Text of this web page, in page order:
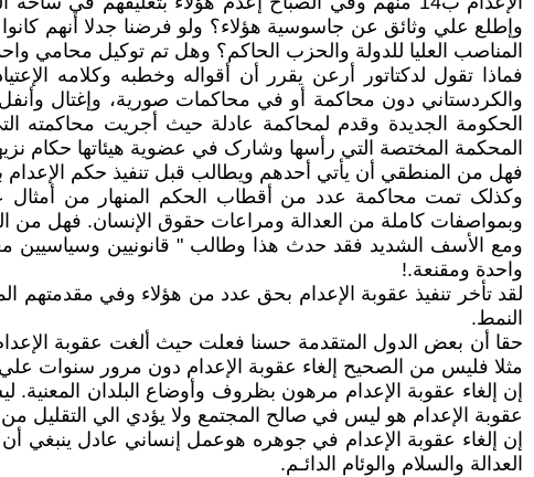
وإطلع علي وثائق عن جاسوسية هؤلاء؟ ولو فرضنا جدلا أنهم
المناصب العليا للدولة والحزب الحاکم؟ وهل تم توکيل محامي
فماذا تقول لدکتاتور أرعن يقرر أن أقواله‌ وخطبه‌ وکلامه‌
والکردستاني دون محاکمة أو في محاکمات صورية، وإغتال
الحکومة الجديدة وقدم لمحاکمة عادلة حيث أجريت محاکمته‌
المحکمة المختصة التي رأسها وشارک في عضوية هيئاتها حکام نزيهون
فهل من المنطقي أن يأتي أحدهم ويطالب قبل تنفيذ حکم الإعدام
وکذلک تمت محاکمة عدد من أقطاب الحکم المنهار من
وبمواصفات کاملة من العدالة ومراعات حقوق الإنسان. فهل من
ومع الأسف الشديد فقد حدث هذا وطالب " قانونيين وسياسيين
واحدة ومقنعة.!
لقد تأخر تنفيذ عقوبة الإعدام بحق عدد من هؤلاء وفي مقدمتهم
النمط.
حقا أن بعض الدول المتقدمة حسنا فعلت حيث ألغت عقوبة الإعدام.
مثلا فليس من الصحيح إلغاء عقوبة الإعدام دون مرور سنوات
إن إلغاء عقوبة الإعدام مرهون بظروف وأوضاع البلدان
عقوبة الإعدام هو ليس في صالح المجتمع ولا يؤدي الي التقليل
إن إلغاء عقوبة الإعدام في جوهره‌ هوعمل إنساني عادل ينبغي
العدالة والسلام والوئام الدائـم.